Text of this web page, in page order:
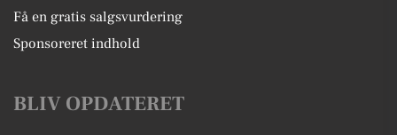
Få en gratis salgsvurdering
Sponsoreret indhold
BLIV OPDATERET